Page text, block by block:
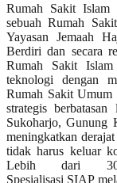
Rumah Sakit Islam
sebuah Rumah
Yayasan Jemaah
Berdiri dan secara
Rumah Sakit
teknologi dengan
Rumah Sakit Umum
strategis
Sukoharjo, Gunung
meningkatkan
tidak harus keluar
Lebih dari
Spesialisasi SIAP